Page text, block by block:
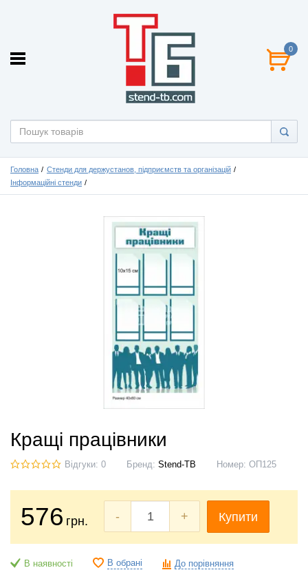
0
Головна
Стенди для держустанов, підприємств та організацій
Інформаційні стенди
Кращі працівники
Відгуки: 0 Бренд: Stend-TB Номер: ОП125
576 грн. - + Купити
В наявності В обрані До порівняння